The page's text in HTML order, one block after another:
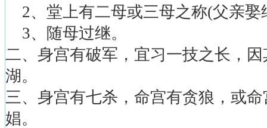
2、堂上有二母或三母之称(父亲娶
3、随母过继。
二、身宫有破军，宜习一技之长，
湖。
三、身宫有七杀，命宫有贪狼，或
娼。